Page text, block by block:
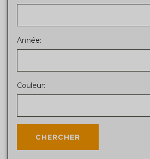
Année:
Couleur: